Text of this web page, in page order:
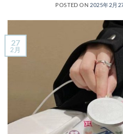
POSTED ON 2025年2月
27
2月